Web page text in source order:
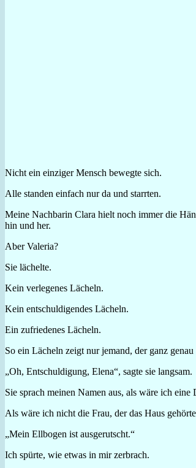
Nicht ein einziger Mensch bewegte sich.
Alle standen einfach nur da und starrten.
Meine Nachbarin Clara hielt noch immer die
hin und her.
Aber Valeria?
Sie lächelte.
Kein verlegenes Lächeln.
Kein entschuldigendes Lächeln.
Ein zufriedenes Lächeln.
So ein Lächeln zeigt nur jemand, der ganz
„Oh, Entschuldigung, Elena“, sagte sie langsam.
Sie sprach meinen Namen aus, als wäre ich eine
Als wäre ich nicht die Frau, der das Haus
„Mein Ellbogen ist ausgerutscht.“
Ich spürte, wie etwas in mir zerbrach.